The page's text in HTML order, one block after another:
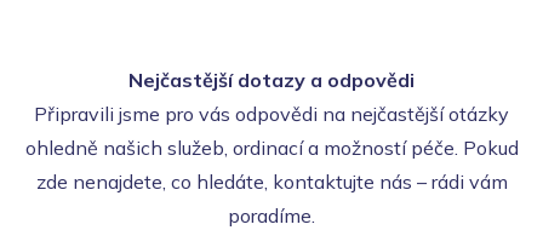
Nejčastější dotazy a odpovědi
Připravili jsme pro vás odpovědi na nejčastější otázky
ohledně našich služeb, ordinací a možností péče. Pokud
zde nenajdete, co hledáte, kontaktujte nás – rádi vám
poradíme.